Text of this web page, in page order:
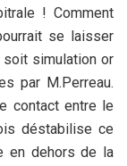
! Comment
se laisser
simulation or
par M.Perreau.
contact entre le
déstabilise ce
en dehors de la